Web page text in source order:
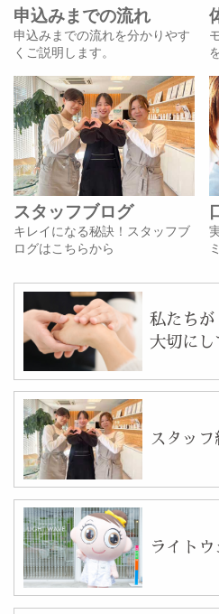
申込みまでの流れ
申込みまでの流れを分かりやす
くご説明します。
スタッフブログ
キレイになる秘訣！スタッフブ
ログはこちらから
私たちが
大切に
スタッフ
ライト